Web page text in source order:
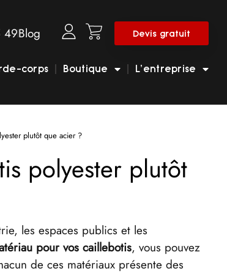
49Blog Devis gratuit
corps Boutique L’entreprise
plutôt que acier ?
polyester plutôt
les espaces publics et les
pour vos caillebotis, vous pouvez
de ces matériaux présente des